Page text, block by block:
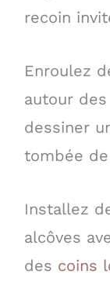
recoin
Enroulez
autour
dessiner
tombée
Installez
alcôves
des coins